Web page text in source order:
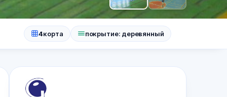
4корта покрытие: деревянный